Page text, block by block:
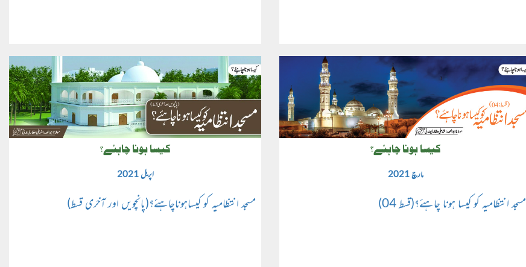
کیسا ہونا چاہئے؟
اپریل 2021
مسجد انتظامیہ کو کیساہوناچاہئے؟(پانچویں اور آخری قسط)
کیسا ہونا چاہئے؟
مارچ 2021
مسجد انتظامیہ کو کیسا ہونا چاہئے؟(قسط 04)